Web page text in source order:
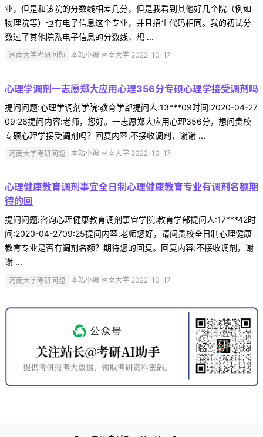
业，但是和该院的分数线相差几分，但是我看到其他好几个院（例如
物理院等）也有电子信息这个专业，并且招生代码相同。我的初试分
数过了其他院系电子信息的分数线，想 ...
河南大学考研问题 本站小编 河南大学 2022-10-17
心理学调剂一志愿郑大应用心理356分专硕心理学接受调剂吗
提问问题:心理学调剂学院:教育学部提问人:13***09时间:2020-04-27
09:26提问内容:老师，您好。一志愿郑大应用心理356分，想问贵校
专硕心理学接受调剂吗？回复内容:不接收调剂，谢谢 ...
河南大学考研问题 本站小编 河南大学 2022-10-17
心理健康教育调剂事宜全日制心理健康教育专业有调剂名额期
待的回
提问问题:咨询心理健康教育调剂事宜学院:教育学部提问人:17***42时
间:2020-04-2709:25提问内容:老师您好，请问贵校全日制心理健康
教育专业是否有调剂名额？期待您的回复。回复内容:不接收调剂，谢
谢 ...
河南大学考研问题 本站小编 河南大学 2022-10-17